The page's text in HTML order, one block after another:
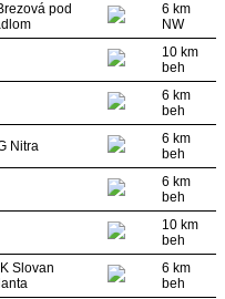
pod
6 km
NW
10 km
beh
6 km
beh
Nitra
6 km
beh
6 km
beh
10 km
beh
Slovan
6 km
beh